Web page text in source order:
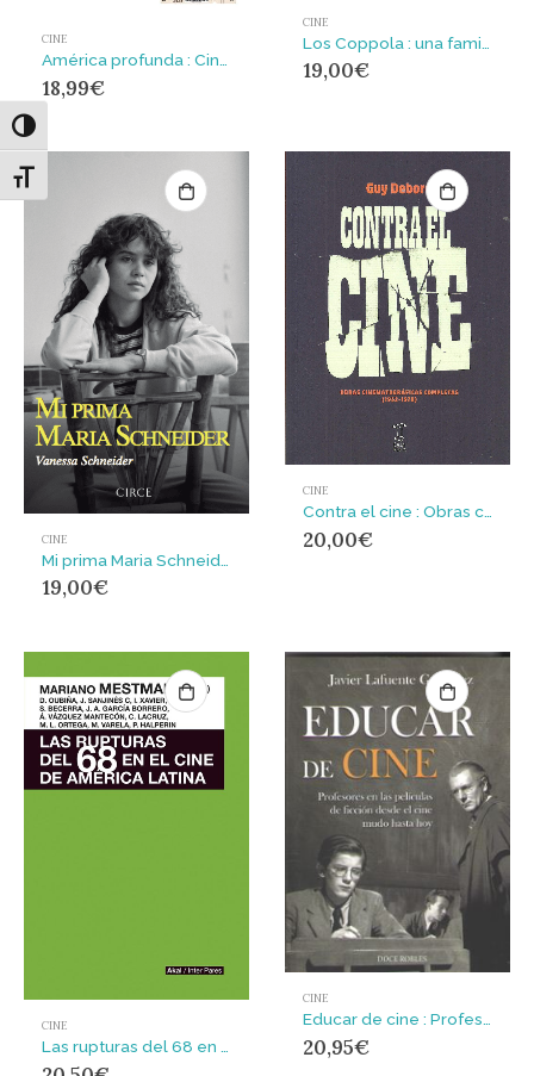
Alternar alto contraste
Alternar tamaño de letra
CINE
18,99€
CINE
19,00€
CINE
19,00€
CINE
20,00€
CINE
Las rupturas del 68 en el cine de América Latina
CINE
20,95€